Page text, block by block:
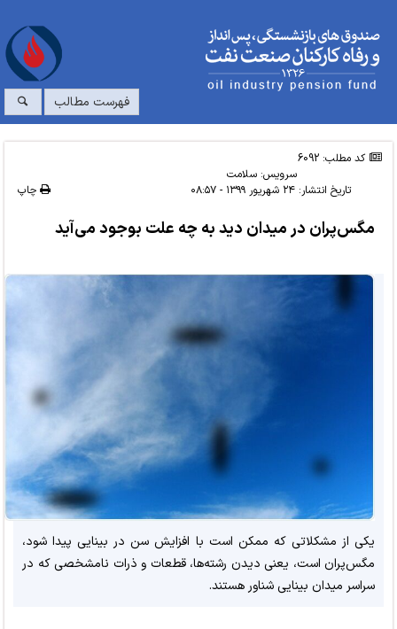
فهرست مطالب
کد مطلب: 6092
سرویس:سلامت
تاریخ انتشار:۲۴ شهریور ۱۳۹۹ - ۰۸:۵۷ چاپ
مگس‌پران در میدان دید به چه علت بوجود می‌آید
یکی از مشکلاتی که ممکن است با افزایش سن در بینایی پیدا شود،
مگس‌پران است، یعنی دیدن رشته‌ها، قطعات و ذرات نامشخصی که در
سراسر میدان بینایی شناور هستند.